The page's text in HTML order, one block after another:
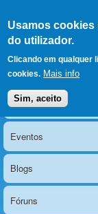
Usamos cookies
do utilizador.
Clicando em qualquer
cookies. Mais info
Sim, aceito
Menu principal
Notícias
Eventos
Blogs
Fóruns